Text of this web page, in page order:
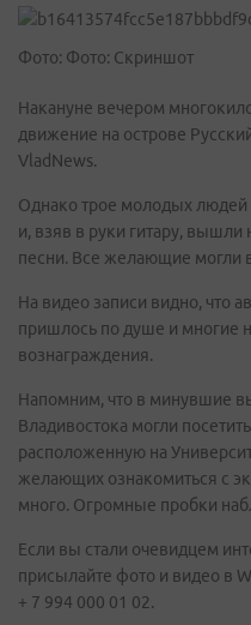
Фото: Фото: Скриншот
Накануне вечером
движение на острове
VladNews.
Однако трое молодых людей
и, взяв в руки гитару, вышли
песни. Все желающие могли
На видео записи видно, что
пришлось по душе и многие
вознаграждения.
Напомним, что в минувшие
Владивостока могли
расположенную на
желающих ознакомиться с
много. Огромные пробки
Если вы стали очевидцем
присылайте фото и видео в
+ 7 994 000 01 02.